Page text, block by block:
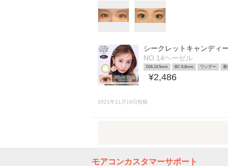
シークレットキャンディ
NO.14ヘーゼル
DIA 14.5mm BC 8.8mm ワンデー 着
¥2,486
2021年11月19日投稿
モアコンカスタマーサポート